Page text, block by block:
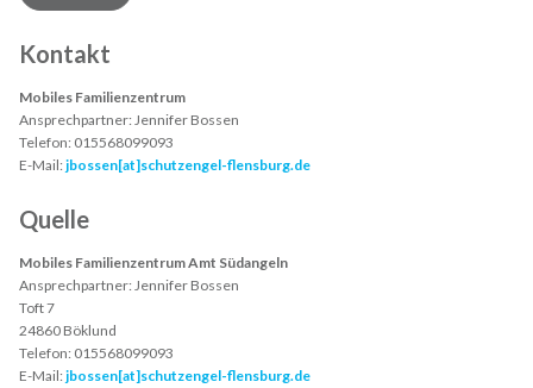
Kontakt
Mobiles Familienzentrum
Ansprechpartner: Jennifer Bossen
Telefon: 015568099093
E-Mail: jbossen[at]schutzengel-flensburg.de
Quelle
Mobiles Familienzentrum Amt Südangeln
Ansprechpartner: Jennifer Bossen
Toft 7
24860 Böklund
Telefon: 015568099093
E-Mail: jbossen[at]schutzengel-flensburg.de